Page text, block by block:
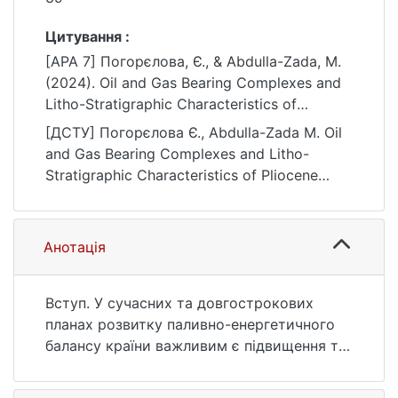
Цитування :
[APA 7] Погорєлова, Є., & Abdulla-Zada, M.
(2024). Oil and Gas Bearing Complexes and
Litho-Stratigraphic Characteristics of
Pliocene Deposits of the Bulla-Deniz Field.
Вісник Київського національного
університету імені Тараса Шевченка.
Геологія, (4(107)), 31–39.
https://doi.org/10.17721/1728-2713.107.04
[ДСТУ] Погорєлова Є., Abdulla-Zada M. Oil
and Gas Bearing Complexes and Litho-
Stratigraphic Characteristics of Pliocene
Київського національного університету
імені Тараса Шевченка. Геологія. 2024. no.
4(107). P. 31—39. DOI: 10.17721/1728-
Анотація
Вступ. У сучасних та довгострокових
планах розвитку паливно-енергетичного
балансу країни важливим є підвищення та
метою забезпечення постійного зростання